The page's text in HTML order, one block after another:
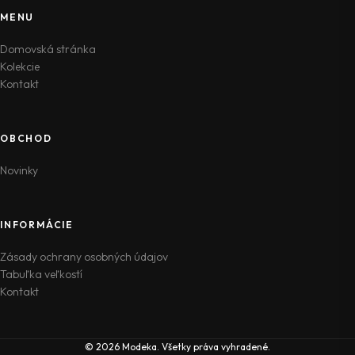
MENU
Domovská stránka
Kolekcie
Kontakt
OBCHOD
Novinky
INFORMÁCIE
Zásady ochrany osobných údajov
Tabuľka veľkostí
Kontakt
© 2026 Modeka. Všetky práva vyhradené.